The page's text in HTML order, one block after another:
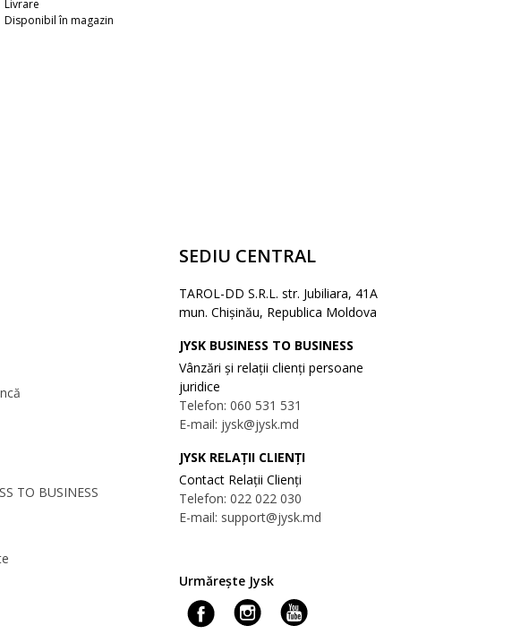
Livrare
Disponibil în magazin
TO BUSINESS
SEDIU CENTRAL
TAROL-DD S.R.L. str. Jubiliara, 41A
mun. Chișinău, Republica Moldova
JYSK BUSINESS TO BUSINESS
Vânzări și relații clienți persoane
juridice
Telefon: 060 531 531
E-mail: jysk@jysk.md
JYSK RELAȚII CLIENȚI
Contact Relații Clienți
Telefon: 022 022 030
E-mail: support@jysk.md
Urmărește Jysk